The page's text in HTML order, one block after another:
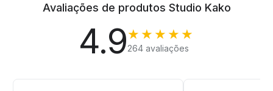
Avaliações de produtos Studio Kako
4.9★★★★★
264 avaliações